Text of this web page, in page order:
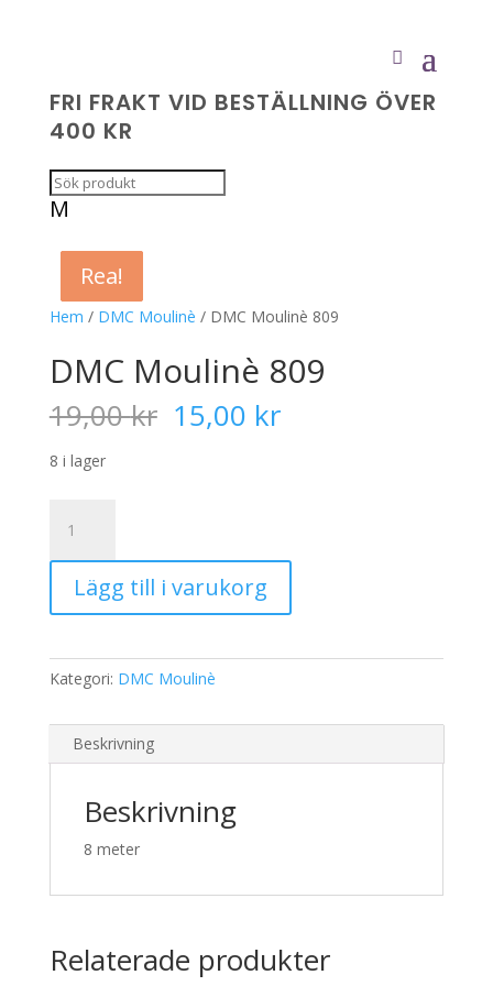
FRI FRAKT VID BESTÄLLNING ÖVER
400 KR
M
Hem / DMC Moulinè / DMC Moulinè 809
Rea!
DMC Moulinè 809
19,00kr Det
ursprungliga
15,00 krDet
8 i lager
Moulinè
809
mängdLägg till i varukorg
Kategori: DMC Moulinè
Beskrivning
Beskrivning
8 meter
Relaterade produkter
Rea!
Rea!
Rea!